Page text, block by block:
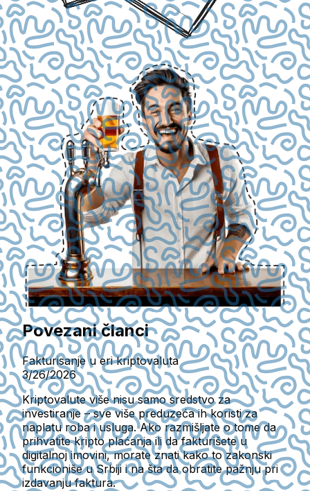
Povezani članci
Fakturisanje u eri kriptovaluta
3/26/2026
Kriptovalute više nisu samo sredstvo za
investiranje – sve više preduzeća ih koristi za
naplatu roba i usluga. Ako razmišljate o tome da
prihvatite kripto plaćanja ili da fakturišete u
digitalnoj imovini, morate znati kako to zakonski
funkcioniše u Srbiji i na šta da obratite pažnju pri
izdavanju faktura.